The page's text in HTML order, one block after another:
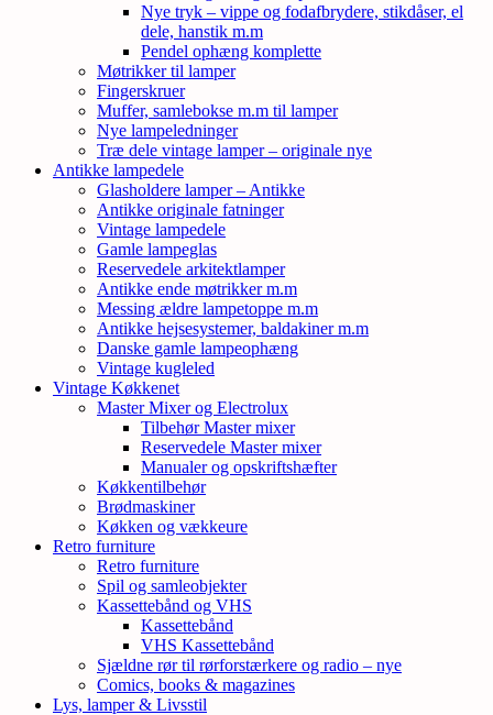
Nye tryk – vippe og fodafbrydere, stikdåser, el
dele, hanstik m.m
Pendel ophæng komplette
Møtrikker til lamper
Fingerskruer
Muffer, samlebokse m.m til lamper
Nye lampeledninger
Træ dele vintage lamper – originale nye
Antikke lampedele
Glasholdere lamper – Antikke
Antikke originale fatninger
Vintage lampedele
Gamle lampeglas
Reservedele arkitektlamper
Antikke ende møtrikker m.m
Messing ældre lampetoppe m.m
Antikke hejsesystemer, baldakiner m.m
Danske gamle lampeophæng
Vintage kugleled
Vintage Køkkenet
Master Mixer og Electrolux
Tilbehør Master mixer
Reservedele Master mixer
Manualer og opskriftshæfter
Køkkentilbehør
Brødmaskiner
Køkken og vækkeure
Retro furniture
Retro furniture
Spil og samleobjekter
Kassettebånd og VHS
Kassettebånd
VHS Kassettebånd
Sjældne rør til rørforstærkere og radio – nye
Comics, books & magazines
Lys, lamper & Livsstil